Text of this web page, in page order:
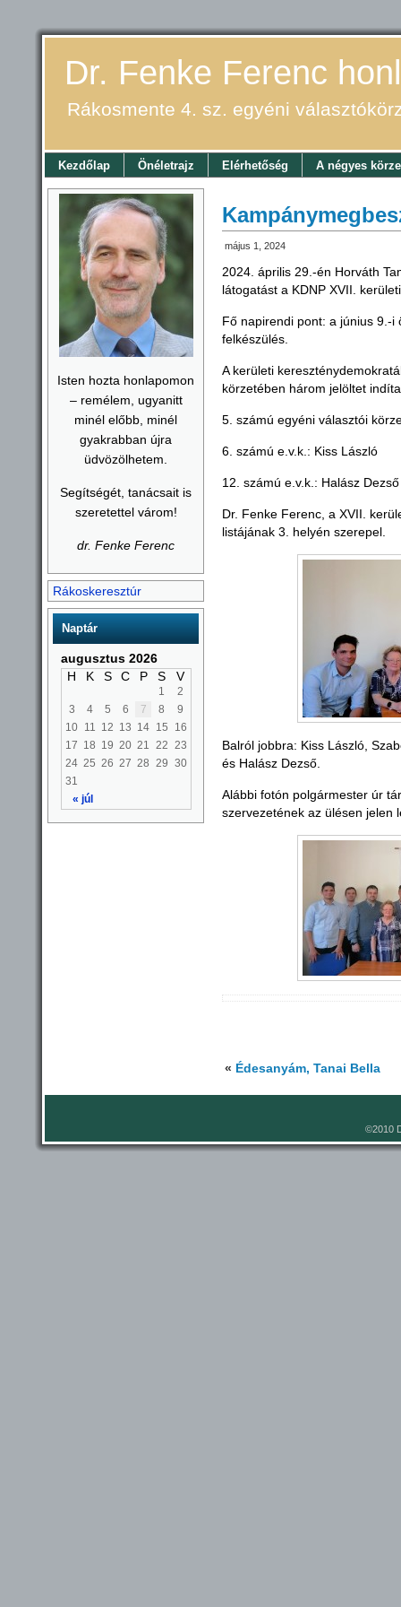
Dr. Fenke Ferenc
Rákosmente 4. sz. egyéni
Kezdőlap Önéletrajz Elérhetőség A négyes
Isten hozta honlapomon
– remélem, ugyanitt
minél előbb, minél
gyakrabban újra
üdvözölhetem.
Segítségét, tanácsait is
szeretettel várom!
dr. Fenke Ferenc
Rákoskeresztúr
Naptár
augusztus 2026
H
K S C P S V
« júl
1
2
3
4 5 6 7 8
9
10 11 12 13 14 15
16
17 18 19 20 21 22 23
24 25 26 27 28 29 30
31
május 1, 2024
2024. április 29.-én Horváth
látogatást a KDNP XVII.
Fő napirendi pont: a június 9.-
felkészülés.
A kerületi
körzetében három jelöltet
5. számú egyéni választói
6. számú e.v.k.: Kiss László
12. számú e.v.k.: Halász Dezső
Dr. Fenke Ferenc, a XVII.
listájának 3. helyén szerepel.
Balról jobbra: Kiss László,
és Halász Dezső.
Alábbi fotón polgármester úr
szervezetének az ülésen jelen
« Édesanyám, Tanai Bella
©2010